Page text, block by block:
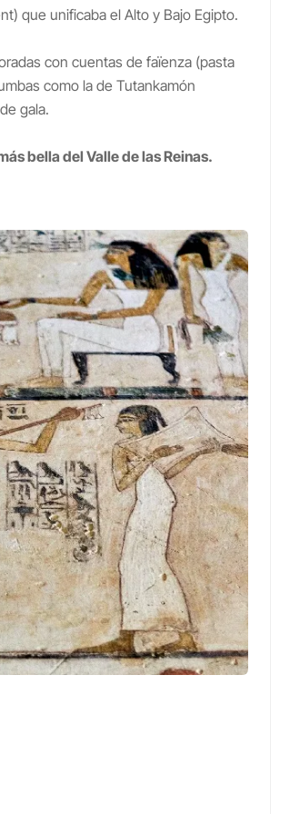
que unificaba el Alto y Bajo Egipto.
con cuentas de faïenza (pasta
como la de Tutankamón
gala.
bella del Valle de las Reinas.